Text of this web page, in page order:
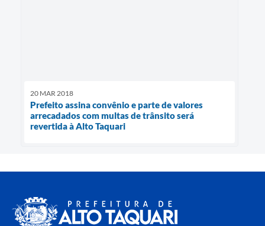
20 MAR 2018
Prefeito assina convênio e parte de valores
arrecadados com multas de trânsito será
revertida à Alto Taquari